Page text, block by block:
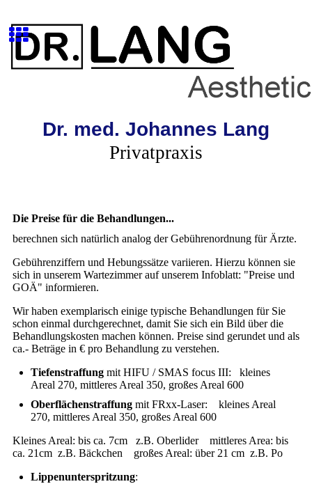
Dr. med. Johannes Lang
Privatpraxis
Die Preise für die Behandlungen...
berechnen sich natürlich analog der Gebührenordnung für Ärzte.
Gebührenziffern und Hebungssätze variieren. Hierzu können sie
sich in unserem Wartezimmer auf unserem Infoblatt: "Preise und
GOÄ" informieren.
Wir haben exemplarisch einige typische Behandlungen für Sie
schon einmal durchgerechnet, damit Sie sich ein Bild über die
Behandlungskosten machen können. Preise sind gerundet und als
ca.- Beträge in € pro Behandlung zu verstehen.
Tiefenstraffungmit HIFU / SMAS focus III: kleines
Areal 270, mittleres Areal 350, großes Areal 600
Oberflächenstraffungmit FRxx-Laser: kleines Areal
270, mittleres Areal 350, großes Areal 600
Kleines Areal: bis ca. 7cm z.B. Oberlider mittleres Area: bis
ca. 21cm z.B. Bäckchen großes Areal: über 21 cm z.B. Po
Lippenunterspritzung: